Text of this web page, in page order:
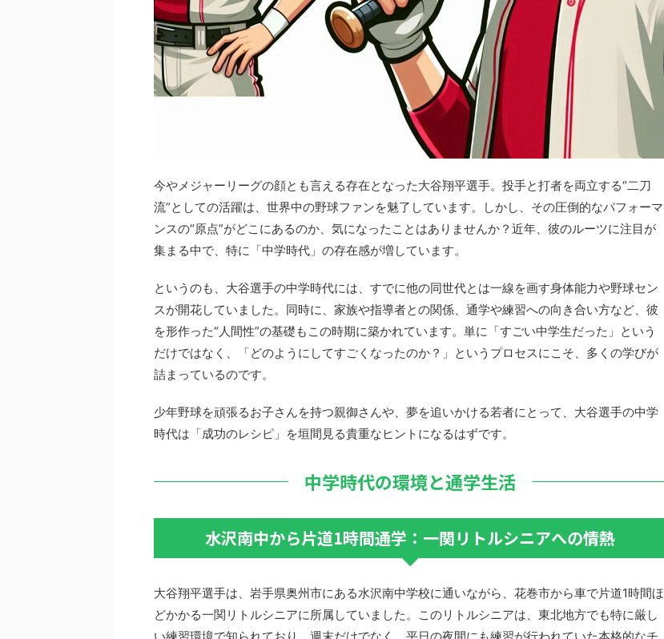
今やメジャーリーグの顔とも言える存在となった大谷翔平選手。投手と打者を両立する“二刀
流”としての活躍は、世界中の野球ファンを魅了しています。しかし、その圧倒的なパフォーマ
ンスの“原点”がどこにあるのか、気になったことはありませんか？近年、彼のルーツに注目が
集まる中で、特に「中学時代」の存在感が増しています。
というのも、大谷選手の中学時代には、すでに他の同世代とは一線を画す身体能力や野球セン
スが開花していました。同時に、家族や指導者との関係、通学や練習への向き合い方など、彼
を形作った“人間性”の基礎もこの時期に築かれています。単に「すごい中学生だった」という
だけではなく、「どのようにしてすごくなったのか？」というプロセスにこそ、多くの学びが
詰まっているのです。
少年野球を頑張るお子さんを持つ親御さんや、夢を追いかける若者にとって、大谷選手の中学
時代は「成功のレシピ」を垣間見る貴重なヒントになるはずです。
中学時代の環境と通学生活
水沢南中から片道1時間通学：一関リトルシニアへの情熱
大谷翔平選手は、岩手県奥州市にある水沢南中学校に通いながら、花巻市から車で片道1時間ほ
どかかる一関リトルシニアに所属していました。このリトルシニアは、東北地方でも特に厳し